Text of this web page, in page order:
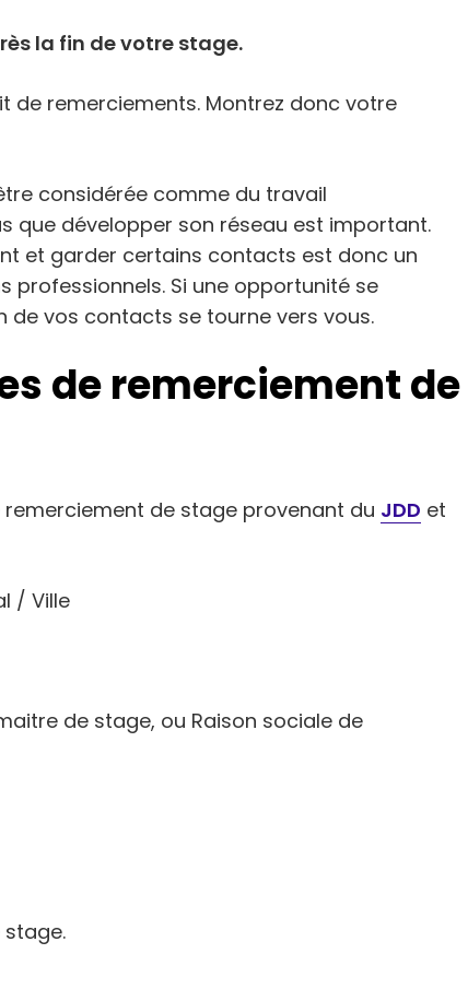
la fin de votre stage.
de remerciements. Montrez donc votre
considérée comme du travail
que développer son réseau est important.
et garder certains contacts est donc un
professionnels. Si une opportunité se
de vos contacts se tourne vers vous.
de remerciement de
de stage provenant du JDD et
/ Ville
de stage, ou Raison sociale de
stage.